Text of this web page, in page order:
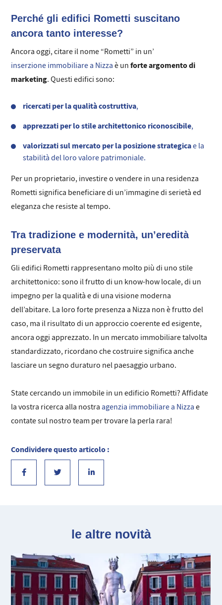
Perché gli edifici Rometti suscitano
ancora tanto interesse?
Ancora oggi, citare il nome “Rometti” in un’
inserzione immobiliare a Nizza è unforte argomento di
marketing. Questi edifici sono:
ricercati per la qualità costruttiva,
apprezzati per lo stile architettonico riconoscibile,
valorizzati sul mercato per la posizione strategicae la
stabilità del loro valore patrimoniale.
Per un proprietario, investire o vendere in una residenza
Rometti significa beneficiare di un’immagine di serietà ed
eleganza che resiste al tempo.
Tra tradizione e modernità, un’eredità
preservata
Gli edifici Rometti rappresentano molto più di uno stile
architettonico: sono il frutto di un know-how locale, di un
impegno per la qualità e di una visione moderna
dell’abitare. La loro forte presenza a Nizza non è frutto del
caso, ma il risultato di un approccio coerente ed esigente,
ancora oggi apprezzato. In un mercato immobiliare talvolta
standardizzato, ricordano che costruire significa anche
lasciare un segno duraturo nel paesaggio urbano.
State cercando un immobile in un edificio Rometti? Affidate
la vostra ricerca alla nostraagenzia immobiliare a Nizza e
contate sul nostro team per trovare la perla rara!
Condividere questo articolo :
le altre novità